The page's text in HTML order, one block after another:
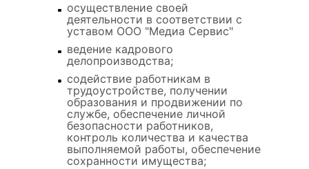
осуществление своей
деятельности в соответствии с
уставом ООО "Медиа Сервис"
ведение кадрового
делопроизводства;
содействие работникам в
трудоустройстве, получении
образования и продвижении по
службе, обеспечение личной
безопасности работников,
контроль количества и качества
выполняемой работы, обеспечение
сохранности имущества;